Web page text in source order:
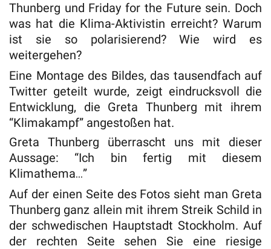
Thunberg und Friday for the Future sein. Doch
was hat die Klima-Aktivistin erreicht? Warum
ist sie so polarisierend? Wie wird es
weitergehen?
Eine Montage des Bildes, das tausendfach auf
Twitter geteilt wurde, zeigt eindrucksvoll die
Entwicklung, die Greta Thunberg mit ihrem
“Klimakampf” angestoßen hat.
Greta Thunberg überrascht uns mit dieser
Aussage: “Ich bin fertig mit diesem
Klimathema…”
Auf der einen Seite des Fotos sieht man Greta
Thunberg ganz allein mit ihrem Streik Schild in
der schwedischen Hauptstadt Stockholm. Auf
der rechten Seite sehen Sie eine riesige